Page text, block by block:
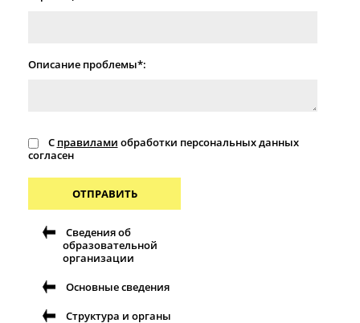
Описание проблемы*:
С правилами обработки персональных данных
согласен
ОТПРАВИТЬ
Сведения об
образовательной
организации
Основные сведения
Структура и органы